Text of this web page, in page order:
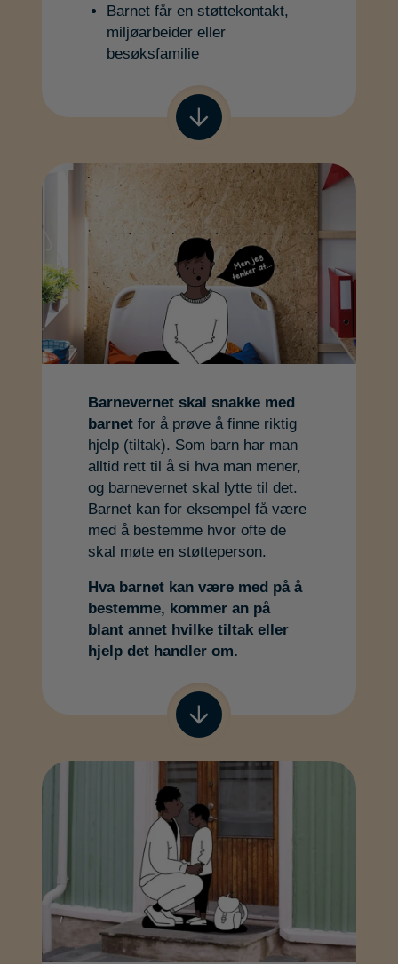
Barnet får en støttekontakt,
miljøarbeider eller
besøksfamilie
Gå til neste
Barnevernet skal snakke med
barnet for å prøve å finne riktig
hjelp (tiltak). Som barn har man
alltid rett til å si hva man mener,
og barnevernet skal lytte til det.
Barnet kan for eksempel få være
med å bestemme hvor ofte de
skal møte en støtteperson.
Hva barnet kan være med på å
bestemme, kommer an på
blant annet hvilke tiltak eller
hjelp det handler om.
Gå til neste